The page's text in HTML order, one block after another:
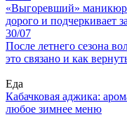
«Выгоревший»
дорого и подчеркивает
30/07
После летнего сезона
это связано и как
Еда
Кабачковая аджика:
любое зимнее меню